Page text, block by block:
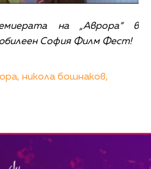
на „Аврора“ в
София Филм Фест!
никола бошнаков,